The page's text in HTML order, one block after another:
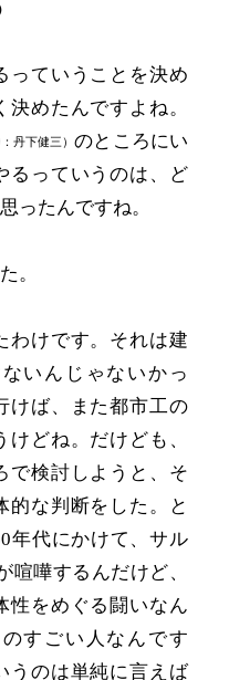
ていうことを決め
めたんですよね。
丹下健三）のところにい
るっていうのは、ど
ったんですね。
。
けです。それは建
いんじゃないかっ
けば、また都市工の
どね。だけども、
で検討しようと、そ
的な判断をした。と
年代にかけて、サル
喧嘩するんだけど、
性をめぐる闘いなん
すごい人なんです
うのは単純に言えば